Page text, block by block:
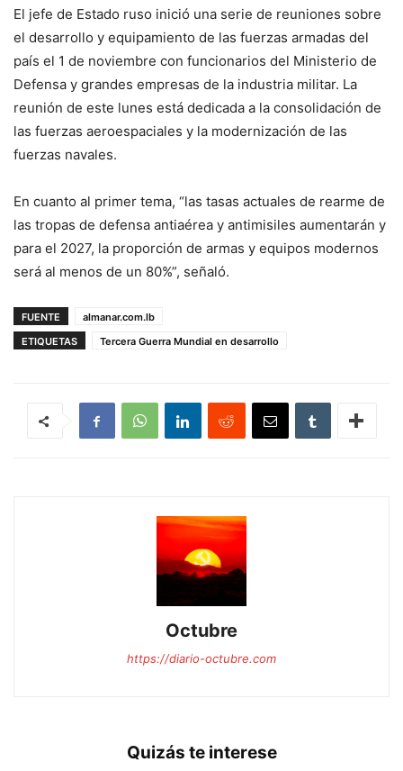
El jefe de Estado ruso inició una serie de reuniones sobre
el desarrollo y equipamiento de las fuerzas armadas del
país el 1 de noviembre con funcionarios del Ministerio de
Defensa y grandes empresas de la industria militar. La
reunión de este lunes está dedicada a la consolidación de
las fuerzas aeroespaciales y la modernización de las
fuerzas navales.
En cuanto al primer tema, “las tasas actuales de rearme de
las tropas de defensa antiaérea y antimisiles aumentarán y
para el 2027, la proporción de armas y equipos modernos
será al menos de un 80%”, señaló.
FUENTE
almanar.com.lb
ETIQUETAS
Tercera Guerra Mundial en desarrollo
Octubre
https://diario-octubre.com
Quizás te interese